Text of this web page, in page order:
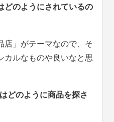
どのようにされているの
店」がテーマなので、そ
カルなものや良いなと思
どのように商品を探さ